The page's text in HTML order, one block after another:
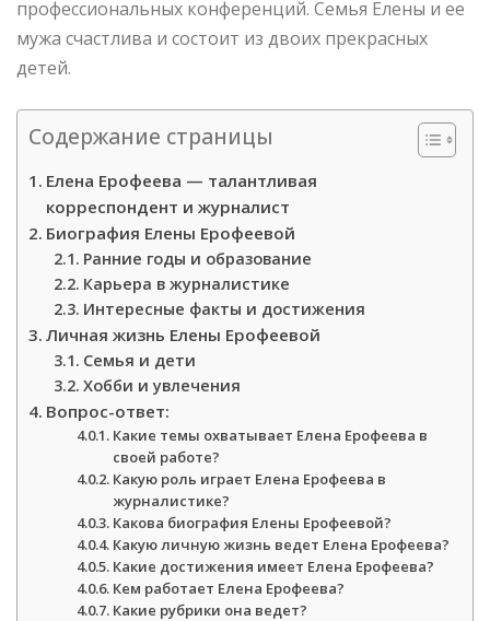
профессиональных конференций. Семья Елены и ее
мужа счастлива и состоит из двоих прекрасных
детей.
Содержание страницы
Елена Ерофеева — талантливая
корреспондент и журналист
Биография Елены Ерофеевой
Ранние годы и образование
Карьера в журналистике
Интересные факты и достижения
Личная жизнь Елены Ерофеевой
Семья и дети
Хобби и увлечения
Вопрос-ответ:
Какие темы охватывает Елена Ерофеева в
своей работе?
Какую роль играет Елена Ерофеева в
журналистике?
Какова биография Елены Ерофеевой?
Какую личную жизнь ведет Елена Ерофеева?
Какие достижения имеет Елена Ерофеева?
Кем работает Елена Ерофеева?
Какие рубрики она ведет?